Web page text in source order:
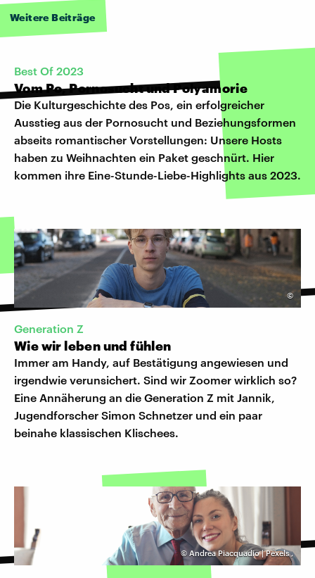
Weitere Beiträge
Best Of 2023
Vom Po, Pornosucht und Polyamorie
Die Kulturgeschichte des Pos, ein erfolgreicher
Ausstieg aus der Pornosucht und Beziehungsformen
abseits romantischer Vorstellungen: Unsere Hosts
haben zu Weihnachten ein Paket geschnürt. Hier
kommen ihre Eine-Stunde-Liebe-Highlights aus 2023.
©
Generation Z
Wie wir leben und fühlen
Immer am Handy, auf Bestätigung angewiesen und
irgendwie verunsichert. Sind wir Zoomer wirklich so?
Eine Annäherung an die Generation Z mit Jannik,
Jugendforscher Simon Schnetzer und ein paar
beinahe klassischen Klischees.
© Andrea Piacquadio | Pexels,